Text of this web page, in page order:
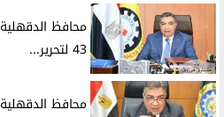
محافظ
43 لتحرير...
محافظ